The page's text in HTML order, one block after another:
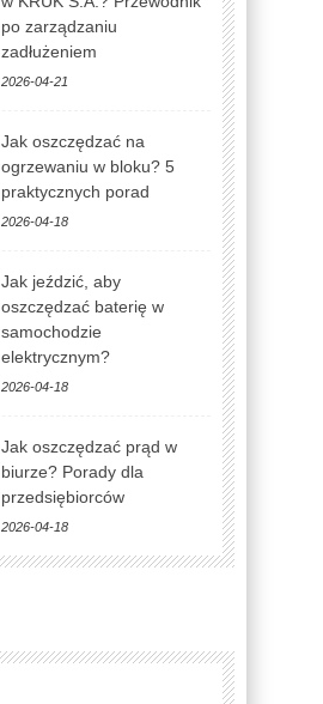
po zarządzaniu
zadłużeniem
2026-04-21
Jak oszczędzać na
ogrzewaniu w bloku? 5
praktycznych porad
2026-04-18
Jak jeździć, aby
oszczędzać baterię w
samochodzie
elektrycznym?
2026-04-18
Jak oszczędzać prąd w
biurze? Porady dla
przedsiębiorców
2026-04-18